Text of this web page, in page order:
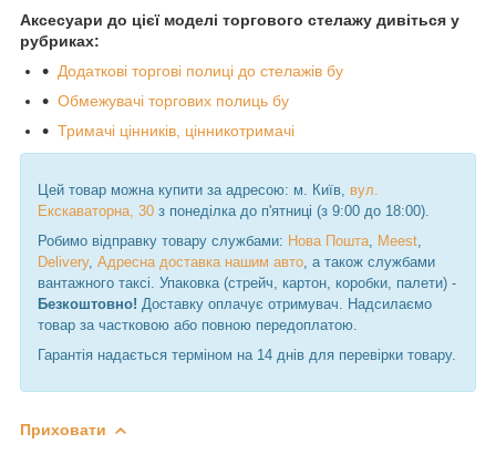
Аксесуари до цієї моделі торгового стелажу дивіться у
рубриках:
Додаткові торгові полиці до стелажів бу
Обмежувачі торгових полиць бу
Тримачі цінників, цінникотримачі
Цей товар можна купити за адресою: м. Київ, вул.
Екскаваторна, 30 з понеділка до п'ятниці (з 9:00 до 18:00).
Робимо відправку товару службами: Нова Пошта Meest
Delivery, Адресна доставка нашим авто , а також службами
вантажного таксі. Упаковка (стрейч, картон, коробки, палети) -
Безкоштовно! Доставку оплачує отримувач. Надсилаємо
товар за частковою або повною передоплатою.
Гарантія надається терміном на 14 днів для перевірки товару.
Приховати